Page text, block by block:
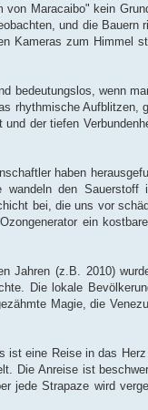
von Maracaibo" kein
und die Bauern
Kameras zum Himmel
bedeutungslos, wenn
rhythmische Aufblitzen,
der tiefen
haben
wandeln den Sauerstoff
bei, die uns vor
ein
Jahren (z.B. 2010)
Die lokale
Magie, die
ist eine Reise in das Herz
Die Anreise ist
jede Strapaze wird